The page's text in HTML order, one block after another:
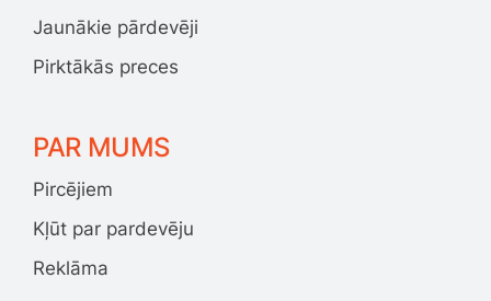
Jaunākie pārdevēji
Pirktākās preces
PAR MUMS
Pircējiem
Kļūt par pardevēju
Reklāma